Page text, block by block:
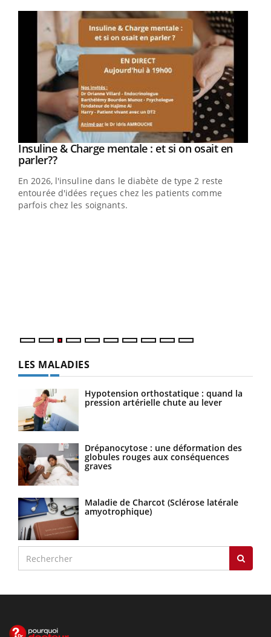
Youtube
Insuline & Charge mentale : et si on osait en
parler??Youtube
En 2026, l'insuline dans le diabète de type 2 reste
entourée d'idées reçues chez les patients comme
parfois chez les soignants.
LES MALADIES
Hypotension orthostatique : quand la
pression artérielle chute au lever
Drépanocytose : une déformation des
globules rouges aux conséquences
graves
Maladie de Charcot (Sclérose latérale
amyotrophique)